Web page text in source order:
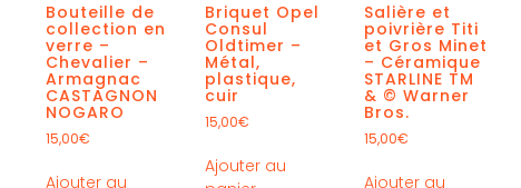
Bouteille de
collection en
verre –
Chevalier –
Armagnac
CASTAGNON
NOGARO
15,00€
Ajouter au
Briquet Opel
Consul
Oldtimer –
Métal,
plastique,
cuir
15,00€
Ajouter au
Salière et
poivrière Titi
et Gros Minet
– Céramique
STARLINE TM
& © Warner
Bros.
15,00€
Ajouter au